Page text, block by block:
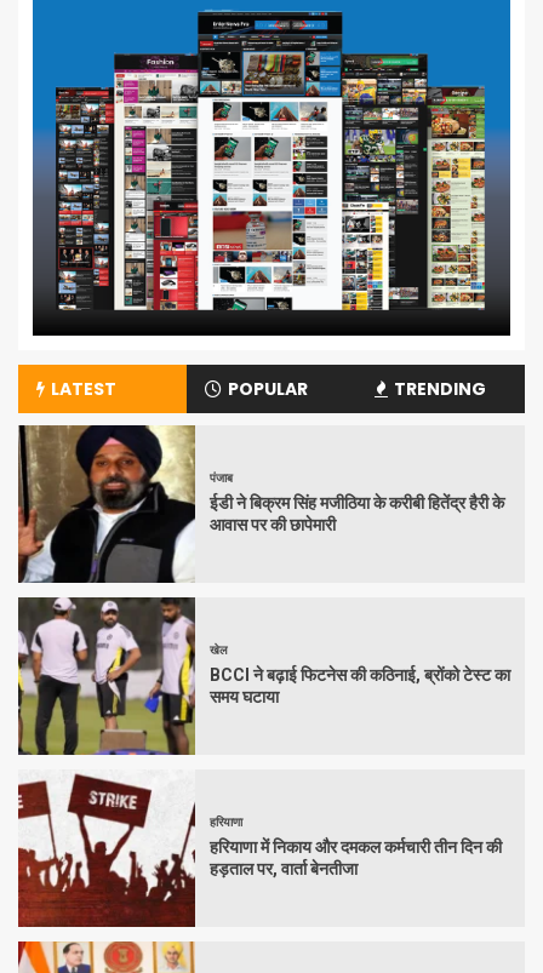
LATEST POPULAR TRENDING
पंजाब
ईडी ने बिक्रम सिंह मजीठिया के करीबी हितेंद्र हैरी के
आवास पर की छापेमारी
खेल
BCCI ने बढ़ाई फिटनेस की कठिनाई, ब्रोंको टेस्ट का
समय घटाया
हरियाणा
हरियाणा में निकाय और दमकल कर्मचारी तीन दिन की
हड़ताल पर, वार्ता बेनतीजा